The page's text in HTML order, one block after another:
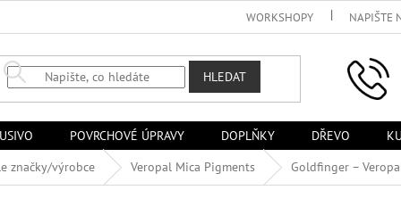
WORKSHOPY NAPIŠTE
HLEDAT
POVRCHOVÉ ÚPRAVY DOPLŇKY DŘEVO
značky/výrobce Veropal Mica Pigments Goldfinger –